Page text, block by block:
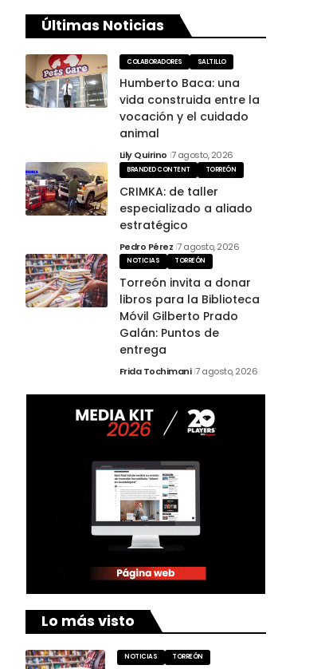
Últimas Noticias
COLABORADORES SALTILLO
Humberto Baca: una
vida construida entre la
vocación y el cuidado
animal
Lily Quirino 7 agosto, 2026
BRANDED CONTENT TORREÓN
CRIMKA: de taller
especializado a aliado
estratégico
Pedro Pérez 7 agosto, 2026
NOTICIAS TORREÓN
Torreón invita a donar
libros para la Biblioteca
Móvil Gilberto Prado
Galán: Puntos de
entrega
Frida Tochimani 7 agosto, 2026
Lo más visto
NOTICIAS TORREÓN